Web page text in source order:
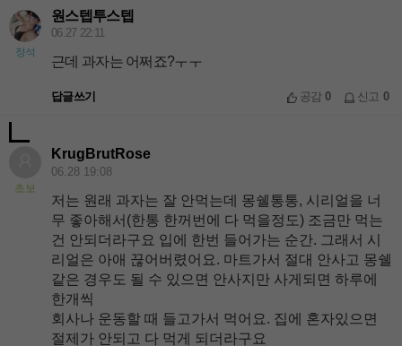
정석
원스텝투스텝
06.27 22:11
근데 과자는 어쩌죠?ㅜㅜ
답글쓰기 공감0 신고 0
초보
KrugBrutRose
06.28 19:08
저는 원래 과자는 잘 안먹는데 몽쉘통통, 시리얼을 너
무 좋아해서(한통 한꺼번에 다 먹을정도) 조금만 먹는
건 안되더라구요 입에 한번 들어가는 순간. 그래서 시
리얼은 아애 끊어버렸어요. 마트가서 절대 안사고 몽쉘
같은 경우도 될 수 있으면 안사지만 사게되면 하루에
한개씩
회사나 운동할 때 들고가서 먹어요. 집에 혼자있으면
절제가 안되고 다 먹게 되더라구요